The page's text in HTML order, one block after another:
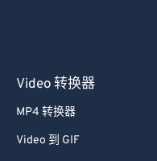
Video 转换器
MP4 转换器
Video 到 GIF